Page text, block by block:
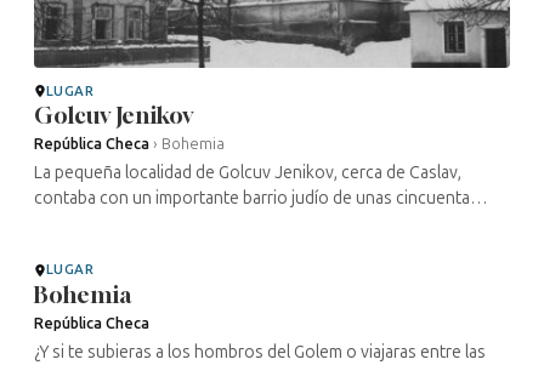
LUGAR
Golcuv Jenikov
República Checa › Bohemia
La pequeña localidad de Golcuv Jenikov, cerca de Caslav,
contaba con un importante barrio judío de unas cincuenta
LUGAR
Bohemia
República Checa
¿Y si te subieras a los hombros del Golem o viajaras entre las